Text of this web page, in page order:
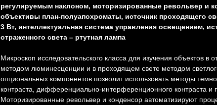
регулируемым наклоном, моторизированные револьвер и
объективы план-полуапохроматы, источник проходящего
3 Вт, интеллектуальная система управления освещением,
отраженного света – ртутная лампа
Микроскоп исследовательского класса для изучения объектов в
методом люминесценции и в проходящем свете методом
опциональных компонентов позволит использовать методы
контраста, дифференциально-интерференционного контраста и
Моторизированные револьвер и конденсор автоматизируют